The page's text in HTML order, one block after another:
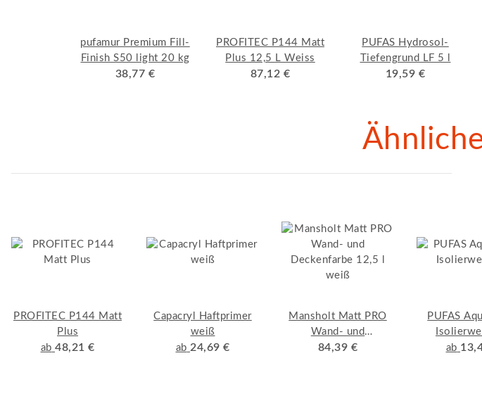
pufamur Premium Fill-
Finish S50 light 20 kg
38,77 €
PROFITEC P144 Matt
Plus 12,5 L Weiss
87,12 €
PUFAS Hydrosol-
Tiefengrund LF 5 l
19,59 €
PROFITEC P144 Matt
Plus
ab 48,21 €
Capacryl Haftprimer
weiß
ab 24,69 €
Mansholt Matt PRO
Wand- und
Deckenfarbe 12,5 l
84,39 €
PUFAS
ab